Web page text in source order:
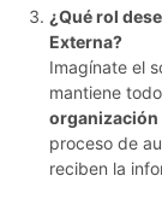
¿Qué rol
Externa?
Imagínate el
mantiene
organización
proceso de
reciben la